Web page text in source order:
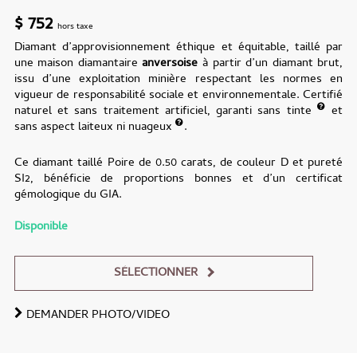
$752 hors taxe
Diamant d’approvisionnement éthique et équitable, taillé par
une maison diamantaireanversoise à partir d’un diamant brut,
issu d’une exploitation minière respectant les normes en
vigueur de responsabilité sociale et environnementale. Certifié
naturel et sans traitement artificiel, garanti sans tinte
et
sans aspect laiteux ni nuageux
.
Ce diamant taillé Poire de 0.50 carats, de couleur D et pureté
SI2, bénéficie de proportions bonnes et d’un certificat
gémologique du GIA.
Disponible
SÉLECTIONNER
Alternative:
DEMANDER PHOTO/VIDEO